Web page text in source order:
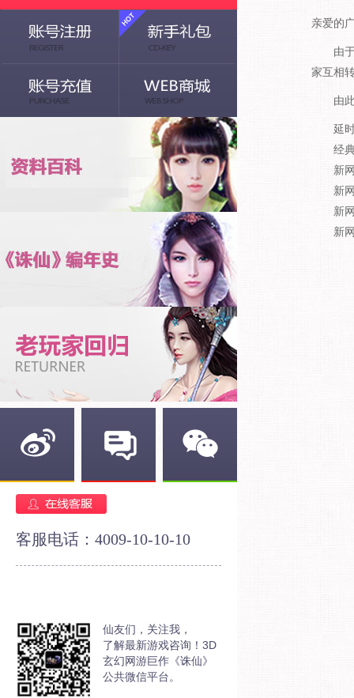
客服电话：4009-10-10-10
仙友们，关注我，
了解最新游戏咨询！3D
玄幻网游巨作《诛仙》
公共微信平台。
亲爱的
由于
家互相
由此
延时
经典
新网
新网
新网
新网